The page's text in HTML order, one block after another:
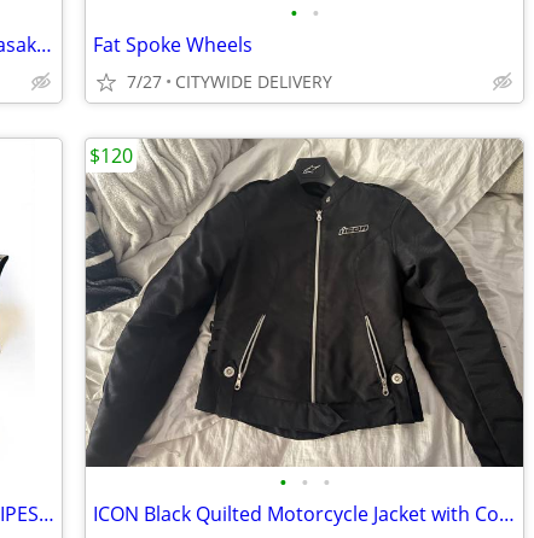
Original clear windshield 2024-2026 Kawasaki ninja 500
• •
Fat Spoke Wheels
7/27 CITYWIDE DELIVERY
36" FISHTAIL PIPES NEW IN BOX CHOLO PIPES 1.75"
• • •
ICON Black Quilted Motorcycle Jacket with Contrast Trim
$120